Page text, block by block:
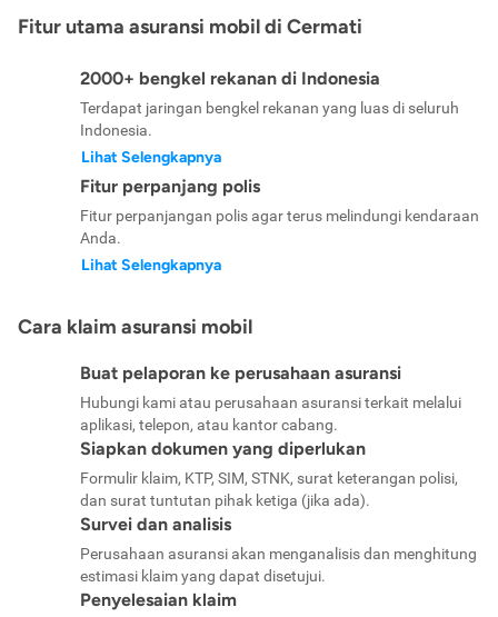
Fitur utama asuransi mobil di Cermati
2000+ bengkel rekanan di Indonesia
Terdapat jaringan bengkel rekanan yang luas di seluruh
Indonesia.
Lihat Selengkapnya
Fitur perpanjang polis
Fitur perpanjangan polis agar terus melindungi kendaraan
Anda.
Lihat Selengkapnya
Cara klaim asuransi mobil
Buat pelaporan ke perusahaan asuransi
Hubungi kami atau perusahaan asuransi terkait melalui
aplikasi, telepon, atau kantor cabang.
Siapkan dokumen yang diperlukan
Formulir klaim, KTP, SIM, STNK, surat keterangan polisi,
dan surat tuntutan pihak ketiga (jika ada).
Survei dan analisis
Perusahaan asuransi akan menganalisis dan menghitung
estimasi klaim yang dapat disetujui.
Penyelesaian klaim